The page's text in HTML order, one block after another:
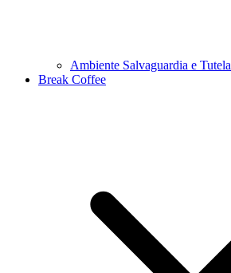
Ambiente Salvaguardia e Tutela
Break Coffee